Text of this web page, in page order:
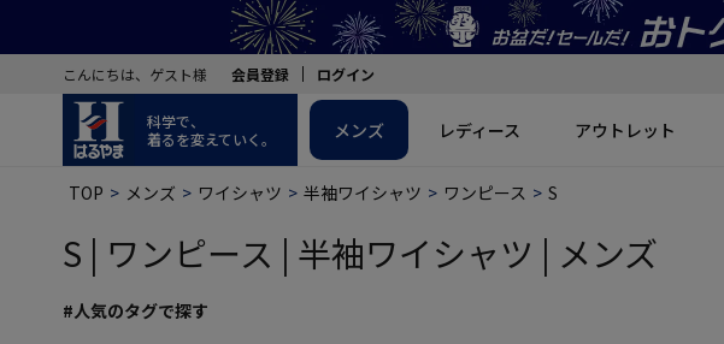
こんにちは、ゲスト様 会員登録 ログイン
科学で、
着るを変えていく。
メンズ レディース アウトレット
TOP メンズ ワイシャツ 半袖ワイシャツ ワンピース S
S | ワンピース | 半袖ワイシャツ | メンズ
#人気のタグで探す